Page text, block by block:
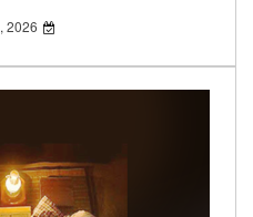
2026